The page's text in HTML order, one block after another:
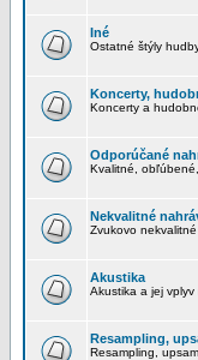
Iné
Ostatné štýly hudby
Koncerty,
Koncerty a
Odporúčané
Kvalitné,
Nekvalitné
Zvukovo
Akustika
Akustika a jej vplyv
Resampling,
Resampling,